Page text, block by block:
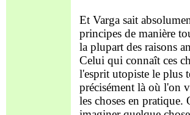
Et Varga sait
principes de manière
la plupart des raisons
Celui qui connaît ces
l'esprit utopiste le plus
précisément là où l'on
les choses en pratique.